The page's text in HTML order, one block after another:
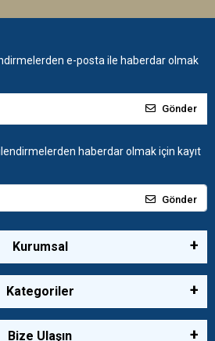
e-posta ile haberdar olmak
Gönder
haberdar olmak için kayıt
Gönder
Kurumsal
Kategoriler
Bize Ulaşın